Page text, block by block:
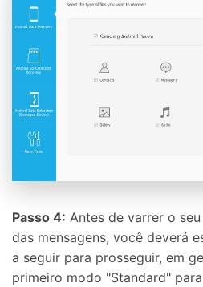
Passo 4: Antes de varrer o
das mensagens, você deverá
a seguir para prosseguir, em
primeiro modo "Standard"